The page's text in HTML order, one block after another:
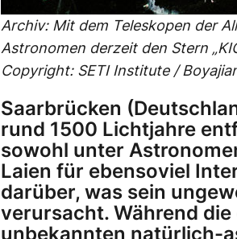
Archiv: Mit dem Teleskopen der
Astronomen derzeit den Stern
Copyright: SETI Institute /
Saarbrücken
rund 1500 Lichtjahre
sowohl unter
Laien für ebensoviel
darüber, was sein
verursacht. Während
unbekannten natürlich-